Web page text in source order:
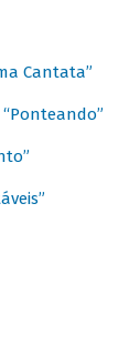
Cantata”